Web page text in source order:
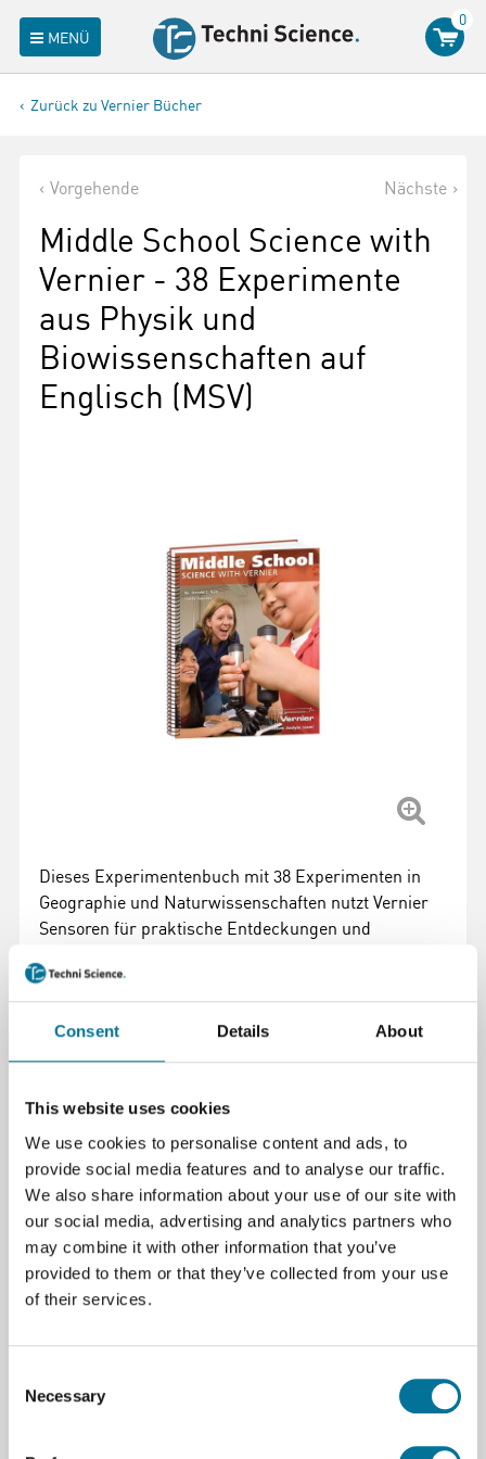
Consent Details About
This website uses cookies
We use cookies to personalise content and ads, to
provide social media features and to analyse our traffic.
We also share information about your use of our site with
our social media, advertising and analytics partners who
may combine it with other information that you’ve
provided to them or that they’ve collected from your use
of their services.
Selection
Necessary
MENÜ
0
Zurück zu Vernier Bücher
Vorgehende Nächste
Middle School Science with
Vernier - 38 Experimente
aus Physik und
Biowissenschaften auf
Englisch (MSV)
Dieses Experimentenbuch mit 38 Experimenten in
Geographie und Naturwissenschaften nutzt Vernier
Sensoren für praktische Entdeckungen und
Weiterlesen
Zum Warenkorb hinzufügen
Beschreibung